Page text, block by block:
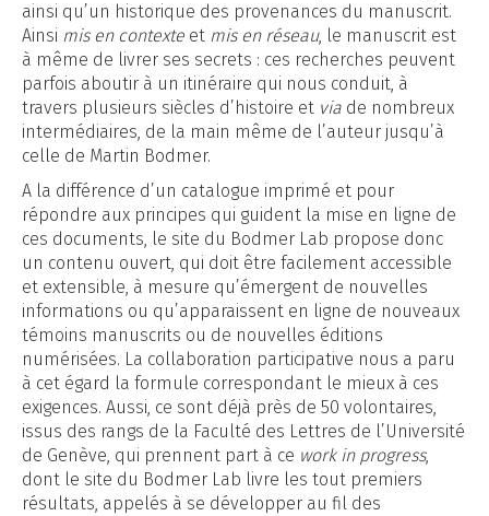
ainsi qu’un historique des provenances du manuscrit.
Ainsi mis en contexte et mis en réseau, le manuscrit est
à même de livrer ses secrets : ces recherches peuvent
parfois aboutir à un itinéraire qui nous conduit, à
travers plusieurs siècles d’histoire et via de nombreux
intermédiaires, de la main même de l’auteur jusqu’à
celle de Martin Bodmer.
A la différence d’un catalogue imprimé et pour
répondre aux principes qui guident la mise en ligne de
ces documents, le site du Bodmer Lab propose donc
un contenu ouvert, qui doit être facilement accessible
et extensible, à mesure qu’émergent de nouvelles
informations ou qu’apparaissent en ligne de nouveaux
témoins manuscrits ou de nouvelles éditions
numérisées. La collaboration participative nous a paru
à cet égard la formule correspondant le mieux à ces
exigences. Aussi, ce sont déjà près de 50 volontaires,
issus des rangs de la Faculté des Lettres de l’Université
de Genève, qui prennent part à ce work in progress,
dont le site du Bodmer Lab livre les tout premiers
résultats, appelés à se développer au fil des